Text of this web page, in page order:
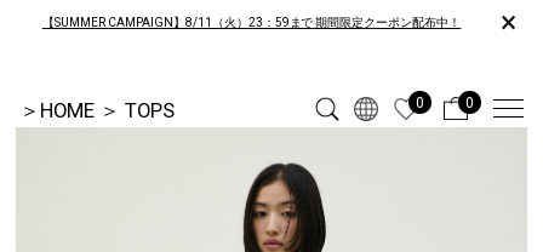
【SUMMER CAMPAIGN】8/11（火）23：59まで 期間限定クーポン配布中！ ×
＞ HOME ＞ TOPS 0 0